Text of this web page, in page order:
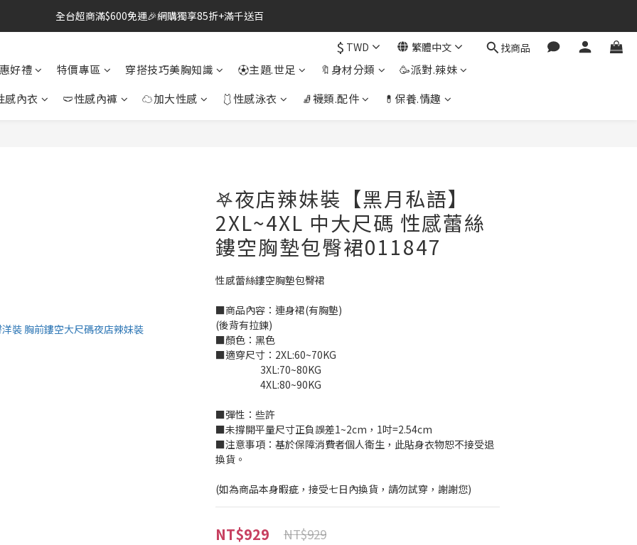
🔗點我跳轉進入👉台灣No2情趣用品商城
全台超商滿$600免運🎉網購獨享85折+滿千送百
🔗點我跳轉進入👉台灣No2情趣用品商城
$ TWD 繁體中文 找商品
好禮 特價專區 穿搭技巧美胸知識 ⚽主題.世足 🔖身材分類
🥳派對.辣妹
感內衣
🩲性感內褲 ☁加大性感 🩱性感泳衣 🧦襪類.配件 💊保養.情趣
𖤐夜店辣妹裝【黑月私語】
2XL~4XL 中大尺碼 性感蕾絲
鏤空胸墊包臀裙011847
性感蕾絲鏤空胸墊包臀裙
■商品內容：連身裙(有胸墊)
(後背有拉鍊)
■顏色：黑色
■適穿尺寸：2XL:60~70KG
                     3XL:70~80KG
                     4XL:80~90KG
■彈性：些許
■未撐開平量尺寸正負誤差1~2cm，1吋=2.54cm
■注意事項：基於保障消費者個人衛生，此貼身衣物恕不接受退
換貨。
(如為商品本身暇疵，接受七日內換貨，請勿試穿，謝謝您)
NT$929 NT$929